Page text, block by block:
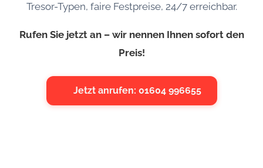
Tresor-Typen, faire Festpreise, 24/7 erreichbar.
Rufen Sie jetzt an – wir nennen Ihnen sofort den
Preis!
Jetzt anrufen: 01604 996655